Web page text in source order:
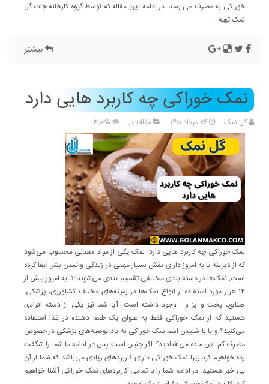
خوراکی به مصرف می رسد. در ادامه این مقاله که توسط گروه کارخانه جات گل
نمک تهیه...
بیشتر
نمک خوراکی چه کاربرد هایی دارد
گل نمک مقالات ,
نمک خوراکی چه کاربرد هایی دارد: نمک یکی از مواد معدنی محسوب می‌شود
که از دیرینه تا به امروز دارای نقش بسیار مهمی در زندگی و تمدن بشر ایفا کرده
است. نمک‌ها در دسته بندی مختلفی تقسیم بندی می‌شوند؛ تا به امروز بیش از
۱۴ هزار مورد استفاده از انواع نمک‌ها در زمینه‌های مختلف کشاورزی، پزشکی،
صنایع، پخت و پز و… وجود داشته است. آیا شما نیز یکی از دسته افرادی
هستید که از نمک خوراکی فقط به عنوان یک طعم دهنده در غذا استفاده
می‌کنید؟ و یا با شنیدن اسم نمک خوراکی به یاد توصیه‌های پزشکی در خصوص
مصرف کم این ماده می‌افتادید؟ اگر چنین است پس در ادامه ما شما را شگفت
زده خواهیم کرد زیرا نمک خوراکی دارای کاربردهای زیادی می‌باشد که شما از آن
بی خبر هستید. در ادامه شما را با تمامی کاربردهای نمک خوراکی آشنا خواهیم